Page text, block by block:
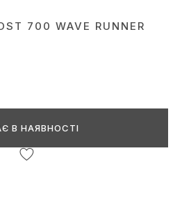
700 WAVE RUNNER
В НАЯВНОСТІ